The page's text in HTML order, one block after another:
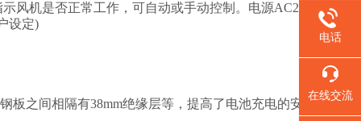
风机是否正常工作，可自动或手动控制。电源AC2
设定)
板之间相隔有38mm绝缘层等，提高了电池充电的安
电话
在线交流